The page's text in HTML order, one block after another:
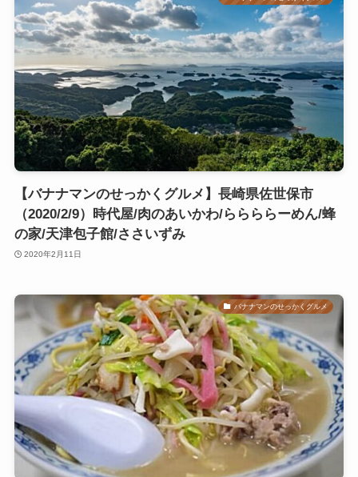
【バナナマンのせっかくグルメ】長崎県佐世保市
（2020/2/9）時代屋/肉のあいかわ/ららららーめん/蜂
の家/天津包子館/ささいずみ
2020年2月11日
バナナマンのせっかくグルメ